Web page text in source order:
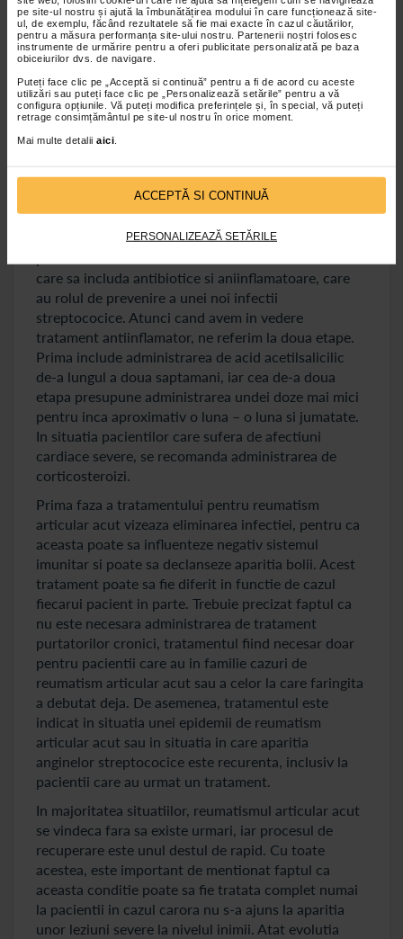
pe site-ul nostru și ajută la îmbunătățirea modului în care funcționează site-
ul, de exemplu, făcând rezultatele să fie mai exacte în cazul căutărilor,
pentru a măsura performanța site-ului nostru. Partenerii noștri folosesc
instrumente de urmărire pentru a oferi publicitate personalizată pe baza
obiceiurilor dvs. de navigare.
Puteți face clic pe „Acceptă si continuă” pentru a fi de acord cu aceste
utilizări sau puteți face clic pe „Personalizează setările” pentru a vă
configura opțiunile. Vă puteți modifica preferințele și, în special, vă puteți
retrage consimțământul pe site-ul nostru în orice moment.
Mai multe detalii aici
ACCEPTĂ SI CONTINUĂ
PERSONALIZEAZĂ SETĂRILE
acest reumatism articular acut nu este o boala
contagioasa, asa cum este cazul faringitei
streptococice – care se poate transmite prin stranut,
vorbit sau tuse. De asemenea, faringita
streptococica se poate transmite si prin obiecte sau
alimente contaminate.
In primul rand, in vederea vindecarii acestei boli,
este recomandat repausul si se impune respectarea
tratamentului medicamentos. Este esential ca
care sa includa antibiotice si aniinflamatoare, care
au rolul de prevenire a unei noi infectii
streptococice. Atunci cand avem in vedere
tratament antiinflamator, ne referim la doua etape.
Prima include administrarea de acid acetilsalicilic
de-a lungul a doua saptamani, iar cea de-a doua
etapa presupune administrarea undei doze mai mici
pentru inca aproximativ o luna – o luna si jumatate.
In situatia pacientilor care sufera de afectiuni
cardiace severe, se recomanda administrarea de
corticosteroizi.
Prima faza a tratamentului pentru reumatism
articular acut vizeaza eliminarea infectiei, pentru ca
aceasta poate sa influenteze negativ sistemul
imunitar si poate sa declanseze aparitia bolii. Acest
tratament poate sa fie diferit in functie de cazul
fiecarui pacient in parte. Trebuie precizat faptul ca
nu este necesara administrarea de tratament
purtatorilor cronici, tratamentul fiind necesar doar
pentru pacientii care au in familie cazuri de
reumatism articular acut sau a celor la care faringita
a debutat deja. De asemenea, tratamentul este
indicat in situatia unei epidemii de reumatism
articular acut sau in situatia in care aparitia
anginelor streptococice este recurenta, inclusiv la
pacientii care au urmat un tratament.
In majoritatea situatiilor, reumatismul articular acut
se vindeca fara sa existe urmari, iar procesul de
recuperare este unul destul de rapid. Cu toate
acestea, este important de mentionat faptul ca
aceasta conditie poate sa fie tratata complet numai
la pacientii in cazul carora nu s-a ajuns la aparitia
unor leziuni severe la nivelul inimii. Atat evolutia